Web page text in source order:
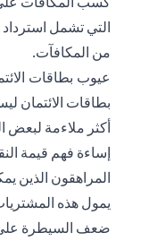
التي تشمل استرداد
من المكافآت.
عيوب بطاقات
بطاقات الائتمان
أكثر ملاءمة لبعض
إساءة فهم قيمة
المراهقون الذين
يمول هذه
ضعف السيطرة على